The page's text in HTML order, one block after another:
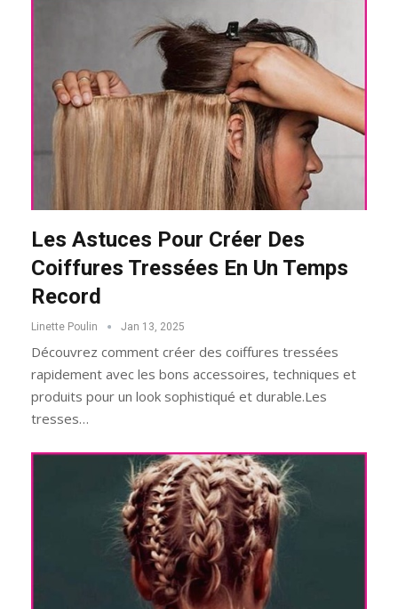
Les Astuces Pour Créer Des
Coiffures Tressées En Un Temps
Record
Linette Poulin Jan 13, 2025
Découvrez comment créer des coiffures tressées
rapidement avec les bons accessoires, techniques et
produits pour un look sophistiqué et durable.Les
tresses…